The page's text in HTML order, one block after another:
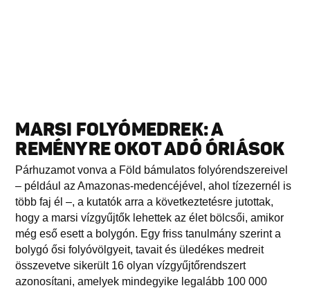
MARSI FOLYÓMEDREK: A
REMÉNYRE OKOT ADÓ ÓRIÁSOK
Párhuzamot vonva a Föld bámulatos folyórendszereivel
– például az Amazonas-medencéjével, ahol tízezernél is
több faj él –, a kutatók arra a következtetésre jutottak,
hogy a marsi vízgyűjtők lehettek az élet bölcsői, amikor
még eső esett a bolygón. Egy friss tanulmány szerint a
bolygó ősi folyóvölgyeit, tavait és üledékes medreit
összevetve sikerült 16 olyan vízgyűjtőrendszert
azonosítani, amelyek mindegyike legalább 100 000